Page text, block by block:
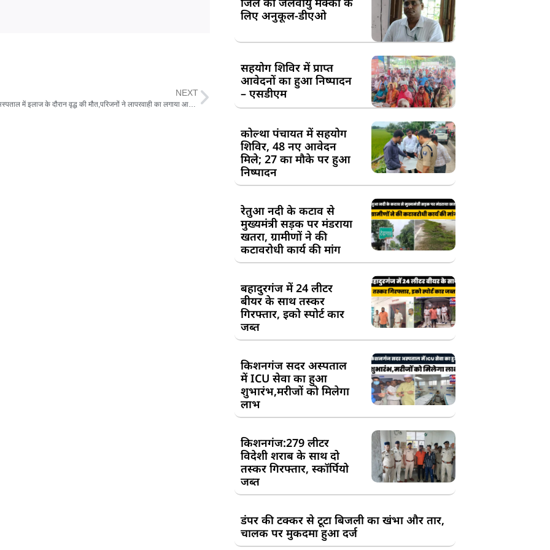
NEXT
लिए अनुकूल-डीएओ
सहयोग शिविर में प्राप्त
आवेदनों का हुआ निष्पादन
– एसडीएम
कोल्था पंचायत में सहयोग
शिविर, 48 नए आवेदन
मिले; 27 का मौके पर हुआ
निष्पादन
रेतुआ नदी के कटाव से
मुख्यमंत्री सड़क पर मंडराया
खतरा, ग्रामीणों ने की
कटावरोधी कार्य की मांग
बहादुरगंज में 24 लीटर
बीयर के साथ तस्कर
गिरफ्तार, इको स्पोर्ट कार
जब्त
किशनगंज सदर अस्पताल
में ICU सेवा का हुआ
शुभारंभ,मरीजों को मिलेगा
लाभ
किशनगंज:279 लीटर
विदेशी शराब के साथ दो
तस्कर गिरफ्तार, स्कॉर्पियो
जब्त
डंपर की टक्कर से टूटा बिजली का खंभा और तार,
चालक पर मुकदमा हुआ दर्ज